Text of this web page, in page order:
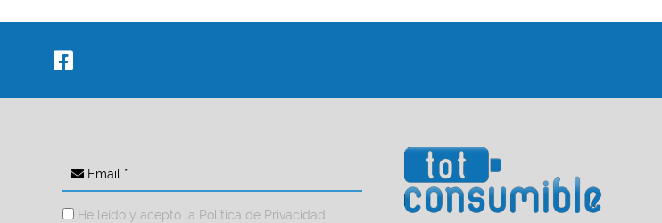
Email *
He leído y acepto la Política de Privacidad